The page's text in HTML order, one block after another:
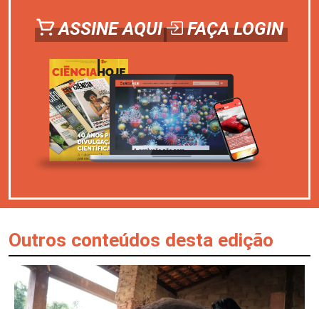
ASSINE AQUI FAÇA LOGIN
Outros conteúdos desta edição